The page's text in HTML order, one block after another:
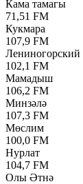
Кама тамагы
71,51 FM
Кукмара
107,9 FM
Лениногорский
102,1 FM
Мамадыш
106,2 FM
Минзәлә
107,3 FM
Мөслим
100,0 FM
Нурлат
104,7 FM
Олы Әтнә